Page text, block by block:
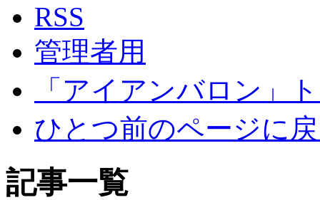
RSS
管理者用
「アイアンバロン」
ひとつ前のページに
記事一覧